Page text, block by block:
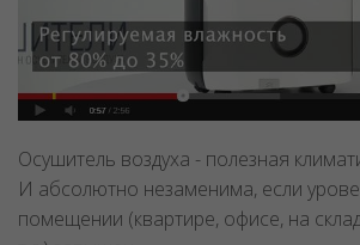
Осушитель воздуха - полезная
И абсолютно незаменима, если
помещении (квартире, офисе, на